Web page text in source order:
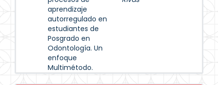
aprendizaje
autorregulado en
estudiantes de
Posgrado en
Odontología. Un
enfoque
Multimétodo.